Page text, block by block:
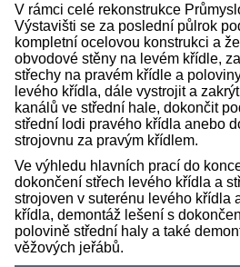
V rámci celé rekonstrukce
Výstavišti se za poslední půlrok
kompletní ocelovou konstrukci a
obvodové stěny na levém křídle,
střechy na pravém křídle a
levého křídla, dále vystrojit a
kanálů ve střední hale, dokončit
střední lodi pravého křídla anebo
strojovnu za pravým křídlem.
Ve výhledu hlavních prací do
dokončení střech levého křídla a
strojoven v suterénu levého křídla
křídla, demontáž lešení s
polovině střední haly a také
věžových jeřábů.